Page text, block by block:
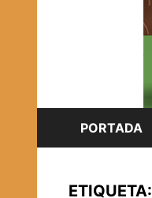
PORTADA
ETIQUETA: